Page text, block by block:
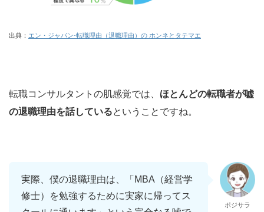
出典： エン・ジャパン‐転職理由（退職理由）の ホンネとタテマエ
転職コンサルタントの肌感覚では、 ほとんどの転職者が嘘
の退職理由を話しているということですね。
実際、僕の退職理由は、「MBA（経営学
修士）を勉強するために実家に帰ってス
ポジサラ